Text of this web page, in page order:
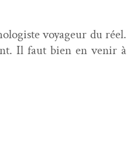
voyageur du réel.
Il faut bien en venir à